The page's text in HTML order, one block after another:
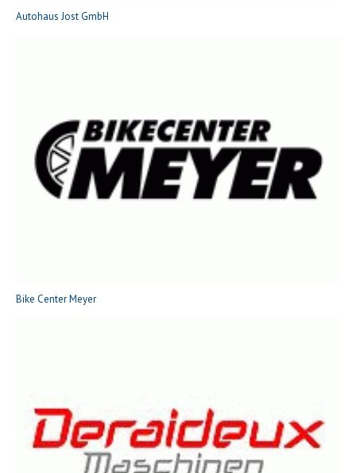
Autohaus Jost GmbH
Bike Center Meyer